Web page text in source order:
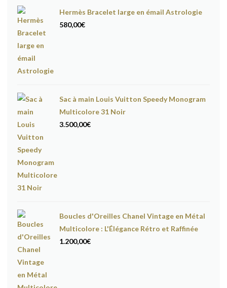
Hermès Bracelet large en émail Astrologie
580,00€
Sac à main Louis Vuitton Speedy Monogram
Multicolore 31 Noir
3.500,00€
Boucles d'Oreilles Chanel Vintage en Métal
Multicolore : L'Élégance Rétro et Raffinée
1.200,00€